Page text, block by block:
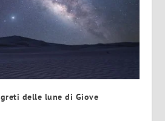
delle lune di Giove